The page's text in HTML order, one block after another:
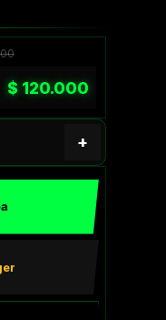
$ 120.000
+